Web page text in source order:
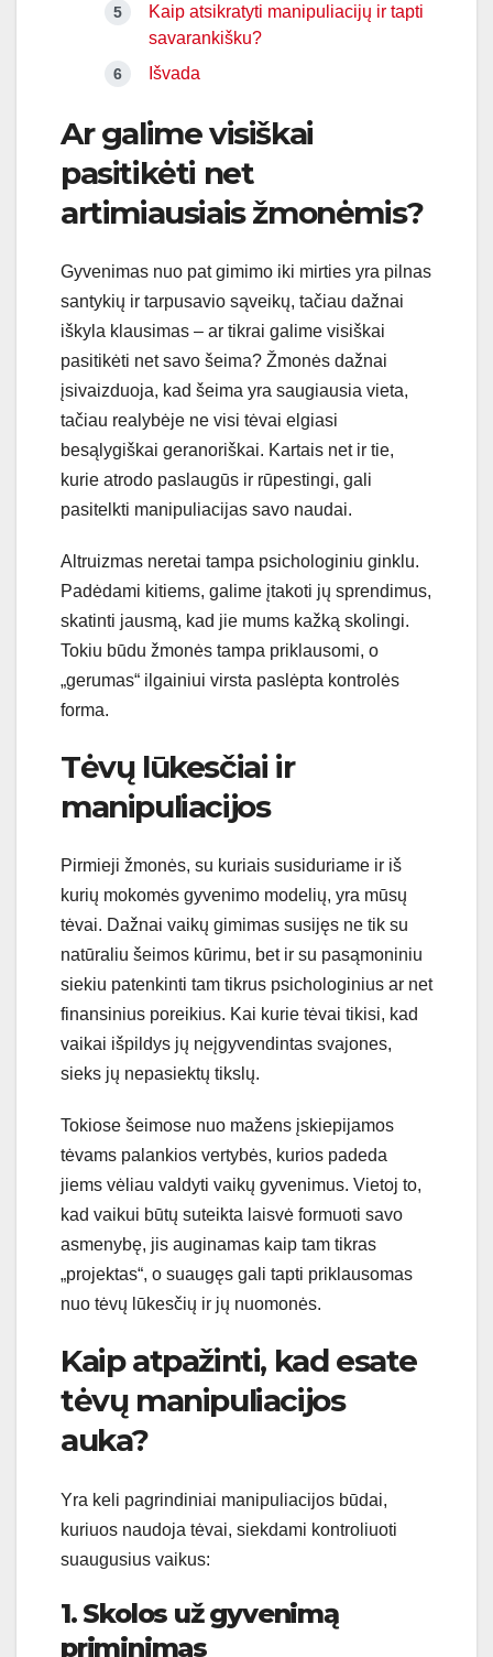
Kaip atsikratyti manipuliacijų ir tapti
savarankišku?
Išvada
Ar galime visiškai
pasitikėti net
artimiausiais žmonėmis?
Gyvenimas nuo pat gimimo iki mirties yra pilnas
santykių ir tarpusavio sąveikų, tačiau dažnai
iškyla klausimas – ar tikrai galime visiškai
pasitikėti net savo šeima? Žmonės dažnai
įsivaizduoja, kad šeima yra saugiausia vieta,
tačiau realybėje ne visi tėvai elgiasi
besąlygiškai geranoriškai. Kartais net ir tie,
kurie atrodo paslaugūs ir rūpestingi, gali
pasitelkti manipuliacijas savo naudai.
Altruizmas neretai tampa psichologiniu ginklu.
Padėdami kitiems, galime įtakoti jų sprendimus,
skatinti jausmą, kad jie mums kažką skolingi.
Tokiu būdu žmonės tampa priklausomi, o
„gerumas“ ilgainiui virsta paslėpta kontrolės
forma.
Tėvų lūkesčiai ir
manipuliacijos
Pirmieji žmonės, su kuriais susiduriame ir iš
kurių mokomės gyvenimo modelių, yra mūsų
tėvai. Dažnai vaikų gimimas susijęs ne tik su
natūraliu šeimos kūrimu, bet ir su pasąmoniniu
siekiu patenkinti tam tikrus psichologinius ar net
finansinius poreikius. Kai kurie tėvai tikisi, kad
vaikai išpildys jų neįgyvendintas svajones,
sieks jų nepasiektų tikslų.
Tokiose šeimose nuo mažens įskiepijamos
tėvams palankios vertybės, kurios padeda
jiems vėliau valdyti vaikų gyvenimus. Vietoj to,
kad vaikui būtų suteikta laisvė formuoti savo
asmenybę, jis auginamas kaip tam tikras
„projektas“, o suaugęs gali tapti priklausomas
nuo tėvų lūkesčių ir jų nuomonės.
Kaip atpažinti, kad esate
tėvų manipuliacijos
auka?
Yra keli pagrindiniai manipuliacijos būdai,
kuriuos naudoja tėvai, siekdami kontroliuoti
suaugusius vaikus:
1. Skolos už gyvenimą
priminimas